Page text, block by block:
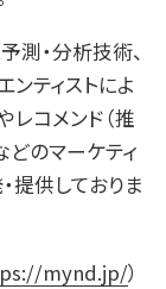
測・分析技術、
ティストによ
レコメンド（推
のマーケティ
提供しておりま
mynd.jp/）